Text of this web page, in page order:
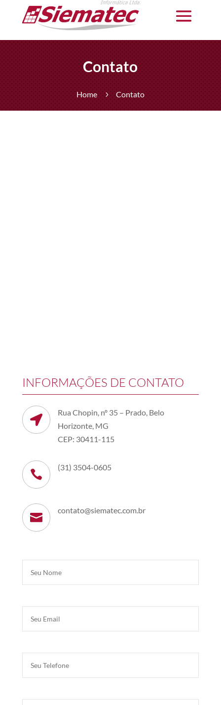
Contato
Home 5 Contato
INFORMAÇÕES DE CONTATO

Rua Chopin, nº 35 – Prado, Belo
Horizonte, MG
CEP: 30411-115

(31) 3504-0605

contato@siematec.com.br